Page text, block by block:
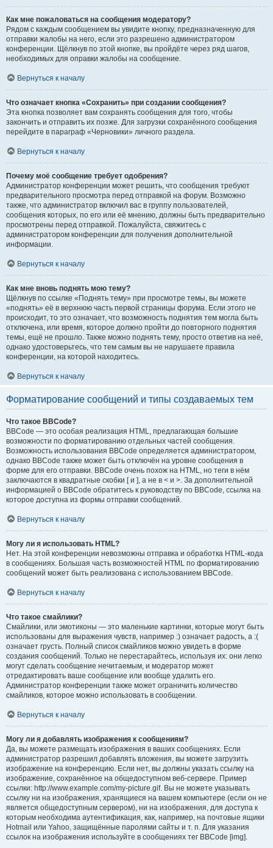
Как мне пожаловаться на сообщения модератору?
Рядом с каждым сообщением вы увидите кнопку, предназначенную для
отправки жалобы на него, если это разрешено администратором
конференции. Щёлкнув по этой кнопке, вы пройдёте через ряд шагов,
необходимых для оправки жалобы на сообщение.
Вернуться к началу
Что означает кнопка «Сохранить» при создании сообщения?
Эта кнопка позволяет вам сохранять сообщения для того, чтобы
закончить и отправить их позже. Для загрузки сохранённого сообщения
перейдите в параграф «Черновики» личного раздела.
Вернуться к началу
Почему моё сообщение требует одобрения?
Администратор конференции может решить, что сообщения требуют
предварительного просмотра перед отправкой на форум. Возможно
также, что администратор включил вас в группу пользователей,
сообщения которых, по его или её мнению, должны быть предварительно
просмотрены перед отправкой. Пожалуйста, свяжитесь с
администратором конференции для получения дополнительной
информации.
Вернуться к началу
Как мне вновь поднять мою тему?
Щёлкнув по ссылке «Поднять тему» при просмотре темы, вы можете
«поднять» её в верхнюю часть первой страницы форума. Если этого не
происходит, то это означает, что возможность поднятия тем могла быть
отключена, или время, которое должно пройти до повторного поднятия
темы, ещё не прошло. Также можно поднять тему, просто ответив на неё,
однако удостоверьтесь, что тем самым вы не нарушаете правила
конференции, на которой находитесь.
Вернуться к началу
Форматирование сообщений и типы создаваемых тем
Что такое BBCode?
BBCode — это особая реализация HTML, предлагающая большие
возможности по форматированию отдельных частей сообщения.
Возможность использования BBCode определяется администратором,
однако BBCode также может быть отключён на уровне сообщения в
форме для его отправки. BBCode очень похож на HTML, но теги в нём
заключаются в квадратные скобки [ и ], а не в < и >. За дополнительной
информацией о BBCode обратитесь к руководству по BBCode, ссылка на
которое доступна из формы отправки сообщений.
Вернуться к началу
Могу ли я использовать HTML?
Нет. На этой конференции невозможны отправка и обработка HTML-кода
в сообщениях. Большая часть возможностей HTML по форматированию
сообщений может быть реализована с использованием BBCode.
Вернуться к началу
Что такое смайлики?
Смайлики, или эмотиконы — это маленькие картинки, которые могут быть
использованы для выражения чувств, например :) означает радость, а :(
означает грусть. Полный список смайликов можно увидеть в форме
создания сообщений. Только не перестарайтесь, используя их: они легко
могут сделать сообщение нечитаемым, и модератор может
отредактировать ваше сообщение или вообще удалить его.
Администратор конференции также может ограничить количество
смайликов, которое можно использовать в сообщении.
Вернуться к началу
Могу ли я добавлять изображения к сообщениям?
Да, вы можете размещать изображения в ваших сообщениях. Если
администратор разрешил добавлять вложения, вы можете загрузить
изображение на конференцию. Если нет, вы должны указать ссылку на
изображение, сохранённое на общедоступном веб-сервере. Пример
ссылки: http://www.example.com/my-picture.gif. Вы не можете указывать
ссылку ни на изображения, хранящиеся на вашем компьютере (если он не
является общедоступным сервером), ни на изображения, для доступа к
которым необходима аутентификация, как, например, на почтовые ящики
Hotmail или Yahoo, защищённые паролями сайты и т. п. Для указания
ссылок на изображения используйте в сообщениях тег BBCode [img].